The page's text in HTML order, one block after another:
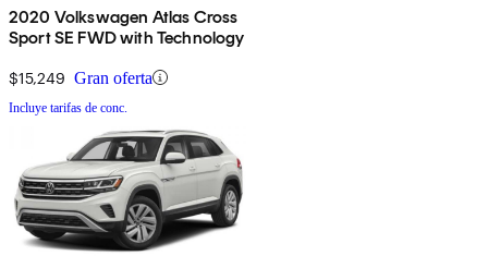
2020 Volkswagen Atlas Cross
Sport SE FWD with Technology
$15,249 Gran oferta
Incluye tarifas de conc.